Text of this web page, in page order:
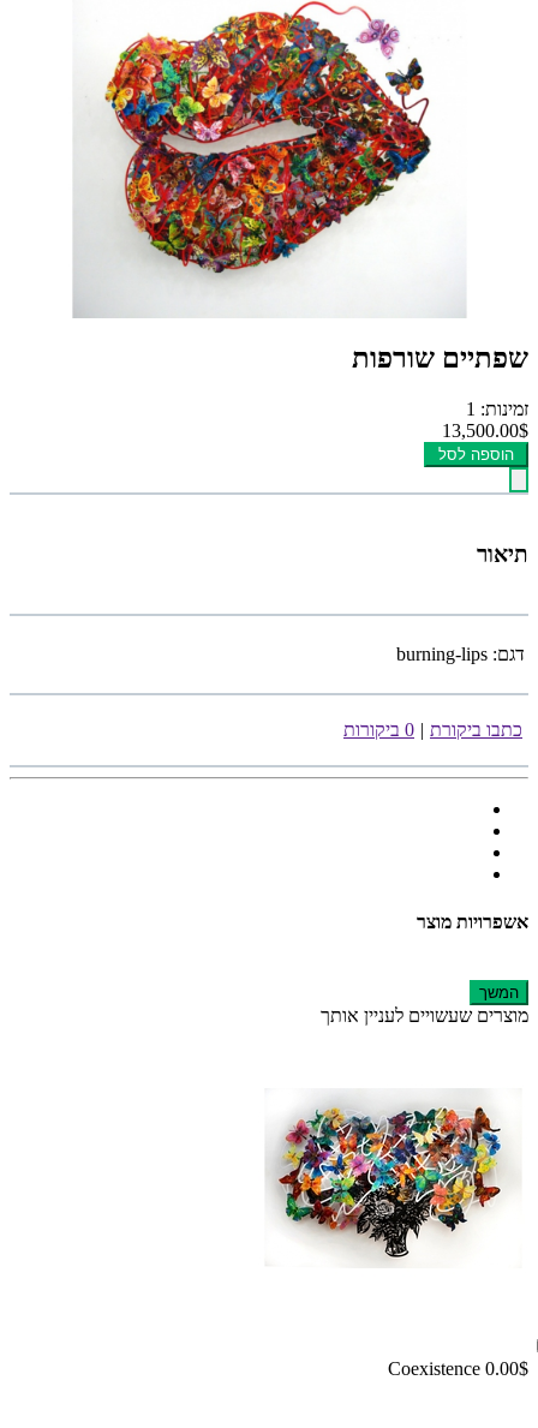
שפתיים שורפות
זמינות: 1
13,500.00$
הוספה לסל
תיאור
דגם: burning-lips
כתבו ביקורת | 0 ביקורות
אשפרויות מוצר
המשך
מוצרים שעשויים לעניין אותך
Coexistence 0.00$